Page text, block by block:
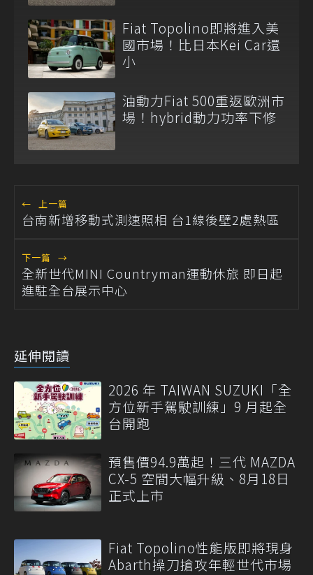
Fiat Topolino即將進入美
國市場！比日本Kei Car還
小
油動力Fiat 500重返歐洲市
場！hybrid動力功率下修
← 上一篇
台南新增移動式測速照相 台1線後壁2處熱區
下一篇 →
全新世代MINI Countryman運動休旅 即日起
進駐全台展示中心
延伸閱讀
2026 年 TAIWAN SUZUKI「全
方位新手駕駛訓練」9 月起全
台開跑
預售價94.9萬起！三代 MAZDA
CX-5 空間大幅升級、8月18日
正式上市
Fiat Topolino性能版即將現身
Abarth操刀搶攻年輕世代市場